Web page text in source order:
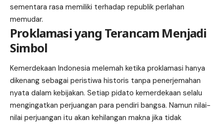
sementara rasa memiliki terhadap republik perlahan
memudar.
Proklamasi yang Terancam Menjadi
Simbol
Kemerdekaan Indonesia melemah ketika proklamasi hanya
dikenang sebagai peristiwa historis tanpa penerjemahan
nyata dalam kebijakan. Setiap pidato kemerdekaan selalu
mengingatkan perjuangan para pendiri bangsa. Namun nilai-
nilai perjuangan itu akan kehilangan makna jika tidak